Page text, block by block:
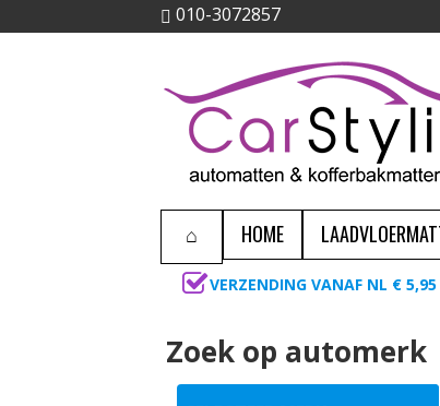
010-3072857
HOME
VERZENDING VANAF NL €
Zoek op automerk